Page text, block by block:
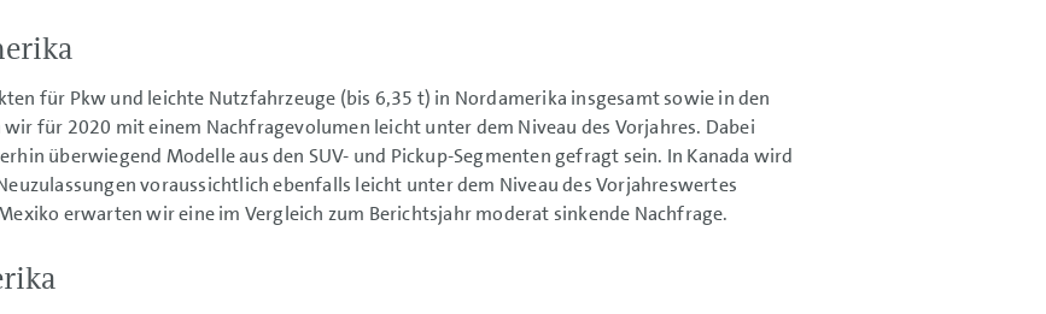
für Pkw und leichte Nutzfahrzeuge (bis 6,35 t) in Nordamerika insgesamt sowie in den
wir für 2020 mit einem Nachfragevolumen leicht unter dem Niveau des Vorjahres. Dabei
überwiegend Modelle aus den SUV- und Pickup-Segmenten gefragt sein. In Kanada wird
voraussichtlich ebenfalls leicht unter dem Niveau des Vorjahreswertes
erwarten wir eine im Vergleich zum Berichtsjahr moderat sinkende Nachfrage.